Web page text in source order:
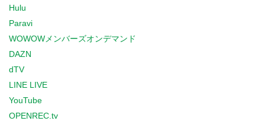
Hulu
Paravi
WOWOWメンバーズオンデマンド
DAZN
dTV
LINE LIVE
YouTube
OPENREC.tv